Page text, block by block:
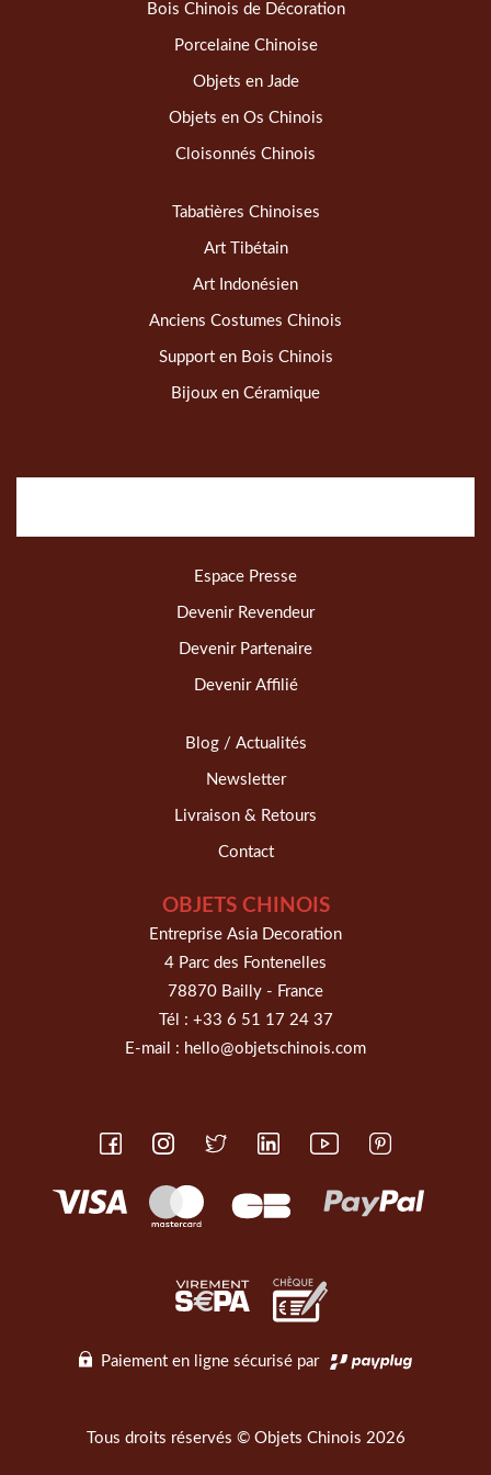
Bois Chinois de Décoration
Porcelaine Chinoise
Objets en Jade
Objets en Os Chinois
Cloisonnés Chinois
Tabatières Chinoises
Art Tibétain
Art Indonésien
Anciens Costumes Chinois
Support en Bois Chinois
Bijoux en Céramique
Espace Presse
Devenir Revendeur
Devenir Partenaire
Devenir Affilié
Blog / Actualités
Newsletter
Livraison & Retours
Contact
OBJETS CHINOIS
Entreprise Asia Decoration
4 Parc des Fontenelles
78870 Bailly - France
Tél : +33 6 51 17 24 37
E-mail : hello@objetschinois.com
Paiement en ligne sécurisé par
Tous droits réservés © Objets Chinois 2026